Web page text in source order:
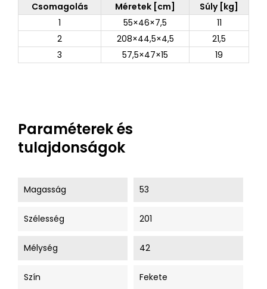
Csomagolás Méretek [cm]
Súly [kg]
1
55×46×7,5
11
2
208×44,5×4,5
21,5
3
57,5×47×15 19
Paraméterek és
tulajdonságok
Magasság 53
Szélesség 201
Mélység 42
Szín Fekete